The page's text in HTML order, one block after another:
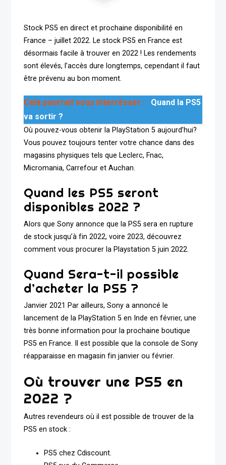
Stock PS5 en direct et prochaine disponibilité en
France – juillet 2022. Le stock PS5 en France est
désormais facile à trouver en 2022 ! Les rendements
sont élevés, l’accès dure longtemps, cependant il faut
être prévenu au bon moment.
Cela pourrait vous interrésser :
Quand la PS5
va sortir ?
Où pouvez-vous obtenir la PlayStation 5 aujourd’hui?
Vous pouvez toujours tenter votre chance dans des
magasins physiques tels que Leclerc, Fnac,
Micromania, Carrefour et Auchan.
Quand les PS5 seront
disponibles 2022 ?
Alors que Sony annonce que la PS5 sera en rupture
de stock jusqu’à fin 2022, voire 2023, découvrez
comment vous procurer la Playstation 5 juin 2022.
Quand Sera-t-il possible
d’acheter la PS5 ?
Janvier 2021 Par ailleurs, Sony a annoncé le
lancement de la PlayStation 5 en Inde en février, une
très bonne information pour la prochaine boutique
PS5 en France. Il est possible que la console de Sony
réapparaisse en magasin fin janvier ou février.
Où trouver une PS5 en
2022 ?
Autres revendeurs où il est possible de trouver de la
PS5 en stock :
PS5 chez Cdiscount.